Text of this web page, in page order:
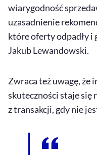
wiarygodność
uzasadnienie
które oferty odpadły i
Jakub Lewandowski.
Zwraca też uwagę, że
skuteczności staje się
z transakcji, gdy nie